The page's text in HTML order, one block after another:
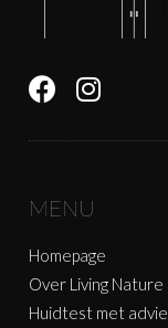
MENU
Homepage
Over Living Nature
Huidtest met